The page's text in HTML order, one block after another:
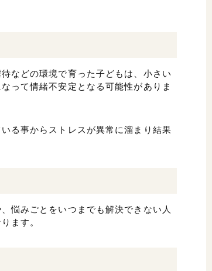
などの環境で育った子どもは、小さい
って情緒不安定となる可能性がありま
る事からストレスが異常に溜まり結果
悩みごとをいつまでも解決できない人
ます。